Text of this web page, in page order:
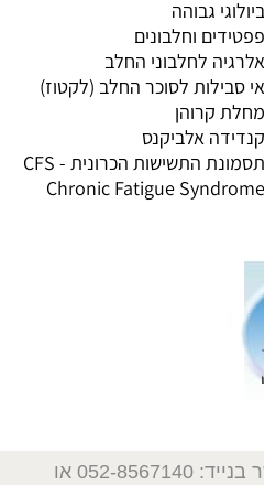
ביולוגי גבוהה
פפטידים וחלבונים
אלרגיה לחלבוני החלב
אי סבילות לסוכר החלב (לקטוז)
מחלת קרוהן
קנדידה אלביקנס
תסמונת התשישות הכרונית CFS -
Chronic Fatigue Syndrome
8567140
או